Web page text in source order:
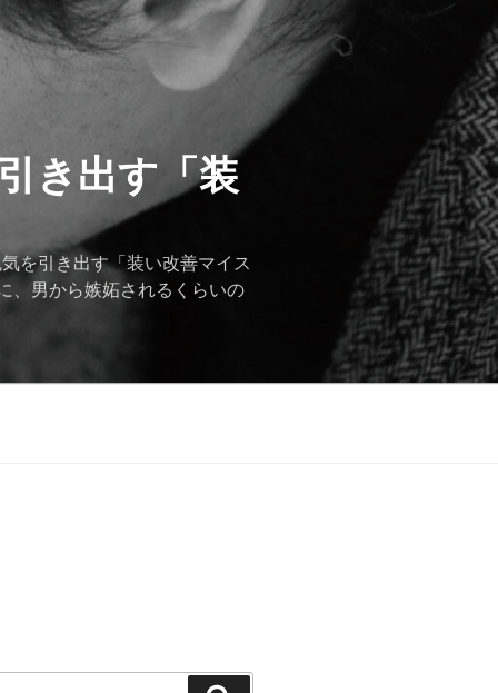
き出す「装
を引き出す「装い改善マイス
、男から嫉妬されるくらいの